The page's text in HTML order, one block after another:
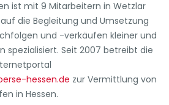
ist mit 9 Mitarbeitern in Wetzlar
die Begleitung und Umsetzung
und -verkäufen kleiner und
spezialisiert. Seit 2007 betreibt die
hessen.de zur Vermittlung von
in Hessen.